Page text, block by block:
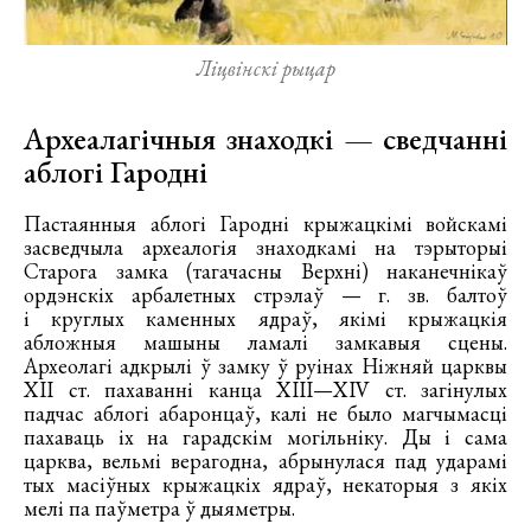
Ліцвінскі рыцар
Археалагічныя знаходкі — сведчанні
аблогі Гародні
Пастаянныя аблогі Гародні крыжацкімі войскамі
засведчыла археалогія знаходкамі на тэрыторыі
Старога замка (тагачасны Верхні) наканечнікаў
ордэнскіх арбалетных стрэлаў — г. зв. балтоў
і круглых каменных ядраў, якімі крыжацкія
абложныя машыны ламалі замкавыя сцены.
Археолагі адкрылі ў замку ў руінах Ніжняй царквы
ХІІ ст. пахаванні канца ХІІІ—XIV ст. загінулых
падчас аблогі абаронцаў, калі не было магчымасці
пахаваць іх на гарадскім могільніку. Ды і сама
царква, вельмі верагодна, абрынулася пад ударамі
тых масіўных крыжацкіх ядраў, некаторыя з якіх
мелі па паўметра ў дыяметры.